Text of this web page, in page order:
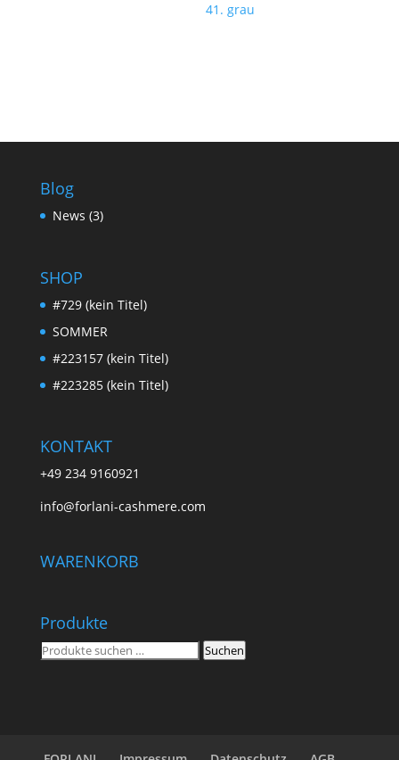
41. grau
Blog
News (3)
SHOP
#729 (kein Titel)
SOMMER
#223157 (kein Titel)
#223285 (kein Titel)
KONTAKT
+49 234 9160921
info@forlani-cashmere.com
WARENKORB
Produkte
Suchen
Suchen